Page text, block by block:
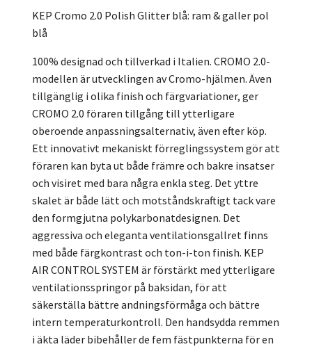
KEP Cromo 2.0 Polish Glitter blå: ram & galler pol
blå
100% designad och tillverkad i Italien. CROMO 2.0-
modellen är utvecklingen av Cromo-hjälmen. Även
tillgänglig i olika finish och färgvariationer, ger
CROMO 2.0 föraren tillgång till ytterligare
oberoende anpassningsalternativ, även efter köp.
Ett innovativt mekaniskt förreglingssystem gör att
föraren kan byta ut både främre och bakre insatser
och visiret med bara några enkla steg. Det yttre
skalet är både lätt och motståndskraftigt tack vare
den formgjutna polykarbonatdesignen. Det
aggressiva och eleganta ventilationsgallret finns
med både färgkontrast och ton-i-ton finish. KEP
AIR CONTROL SYSTEM är förstärkt med ytterligare
ventilationsspringor på baksidan, för att
säkerställa bättre andningsförmåga och bättre
intern temperaturkontroll. Den handsydda remmen
i äkta läder bibehåller de fem fästpunkterna för en